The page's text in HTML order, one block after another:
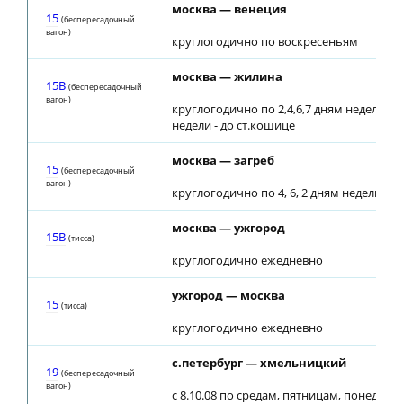
15 (беспересадочный
вагон)
москва — венеция
круглогодично по воскресеньям
15В (беспересадочный
вагон)
москва — жилина
круглогодично по 2,4,6,7 дням недели;
недели - до ст.кошице
15 (беспересадочный
вагон)
москва — загреб
круглогодично по 4, 6, 2 дням недели
15В (тиcca)
москва — ужгород
круглогодично ежедневно
15 (тиcca)
ужгород — москва
круглогодично ежедневно
19 (беспересадочный
вагон)
с.петербург — хмельницкий
с 8.10.08 по средам, пятницам,